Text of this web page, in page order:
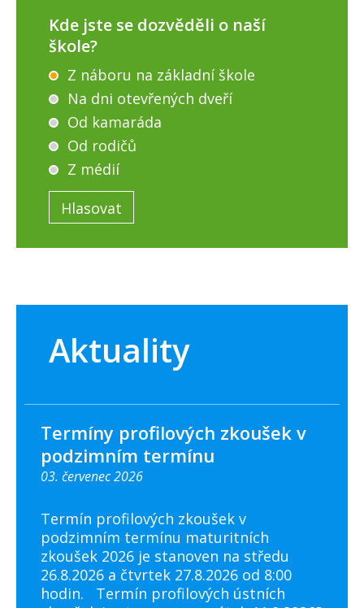
Kde jste se dozvěděli o naší
škole?
Z náboru na základní škole
Na dni otevřených dveří
Od kamaráda
Od rodičů
Z médií
Aktuality
Termíny profilových zkoušek v
podzimním termínu
03. červenec 2026
Termín profilových zkoušek v
podzimním termínu maturitních
zkoušek 2026 je stanoven na středu
26.8.2026 a čtvrtek 27.8.2026 od 8:00
hodin. Termín profilových ústních